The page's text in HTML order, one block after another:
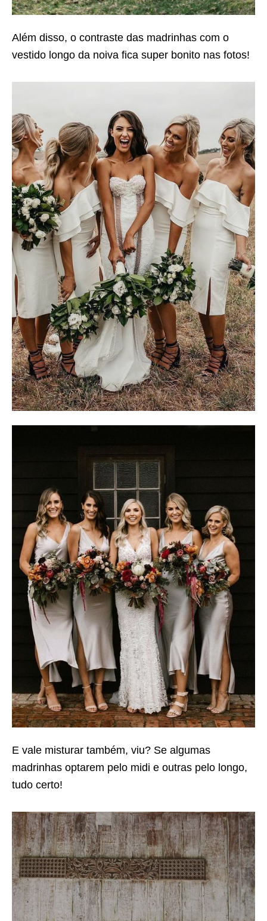
Além disso, o contraste das madrinhas com o
vestido longo da noiva fica super bonito nas fotos!
E vale misturar também, viu? Se algumas
madrinhas optarem pelo midi e outras pelo longo,
tudo certo!